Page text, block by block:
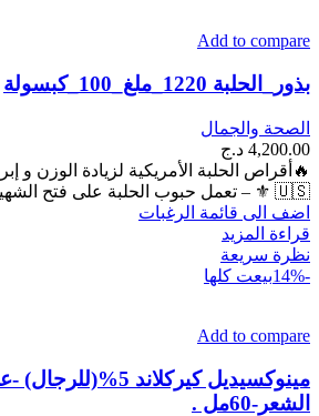
Add to compare
بذور_الحلبة 1220_ملغ_100_كبسولة
الصحة والجمال
4,200.00 د.ج
🔥أقراص الحلبة الأمريكية لزيادة الوزن و
🇺🇸 ⚜ – تعمل حبوب الحلبة على فتح الشهيه و زيادة
اضف الى قائمة الرغبات
قراءة المزيد
نظرة سريعة
-14%
بيعت كلها
Add to compare
مينوكسيديل كيركلاند
الشعر-60مل .